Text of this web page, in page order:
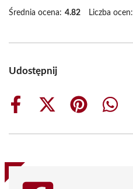
Średnia ocena: 4.82 Liczba ocen:
Udostępnij
Share
Share
(Twitter)
Share
Share